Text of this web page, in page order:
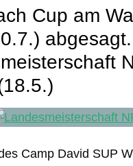
Cup am
Camp David SUP